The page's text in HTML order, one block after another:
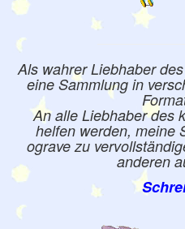
Als wahrer Liebhaber
eine Sammlung in
An alle Liebhaber des
helfen werden, meine
ograve zu
anderen